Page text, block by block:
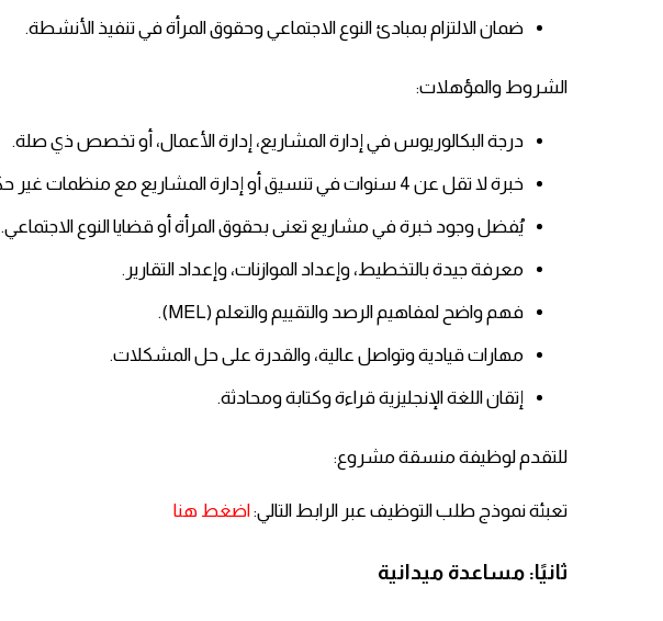
ضمان الالتزام بمبادئ النوع الاجتماعي وحقوق المرأة في تنفيذ الأنشطة.
الشروط والمؤهلات:
درجة البكالوريوس في إدارة المشاريع، إدارة الأعمال، أو تخصص ذي صلة.
خبرة لا تقل عن 4 سنوات في تنسيق أو إدارة المشاريع مع منظمات غير حكومية.
يُفضل وجود خبرة في مشاريع تعنى بحقوق المرأة أو قضايا النوع الاجتماعي.
معرفة جيدة بالتخطيط، وإعداد الموازنات، وإعداد التقارير.
فهم واضح لمفاهيم الرصد والتقييم والتعلم (MEL).
مهارات قيادية وتواصل عالية، والقدرة على حل المشكلات.
إتقان اللغة الإنجليزية قراءة وكتابة ومحادثة.
للتقدم لوظيفة منسقة مشروع:
تعبئة نموذج طلب التوظيف عبر الرابط التالي:اضغط هنا
ثانيًا: مساعدة ميدانية